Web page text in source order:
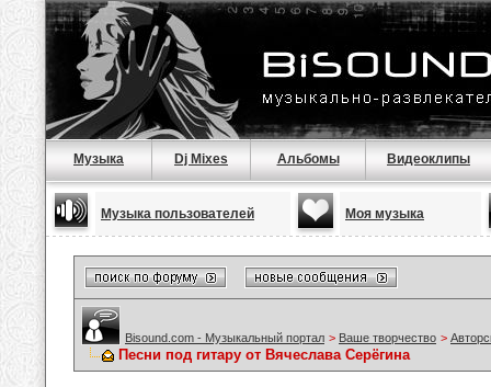
Музыка Dj Mixes Альбомы Видеоклипы
Музыка пользователей Моя музыка
Bisound.com - Музыкальный портал > Ваше творчество >
Песни под гитару от Вячеслава Серёгина